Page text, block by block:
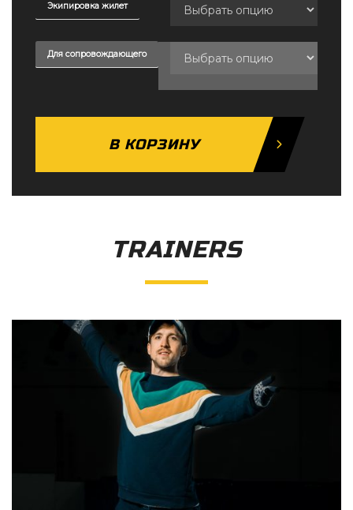
Экипировка жилет
Для сопровождающего
фигурному
"inSkateOmsk-
В КОРЗИНУ
TRAINERS